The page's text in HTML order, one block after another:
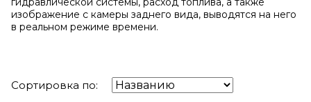
изображение с камеры заднего вида, выводятся на него
в реальном режиме времени.
Сортировка по: